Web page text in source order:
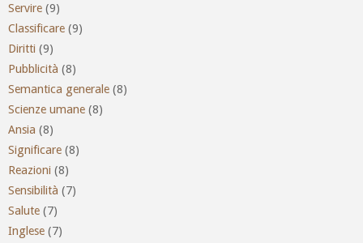
Servire (9)
Classificare (9)
Diritti (9)
Pubblicità (8)
Semantica generale (8)
Scienze umane (8)
Ansia (8)
Significare (8)
Reazioni (8)
Sensibilità (7)
Salute (7)
Inglese (7)